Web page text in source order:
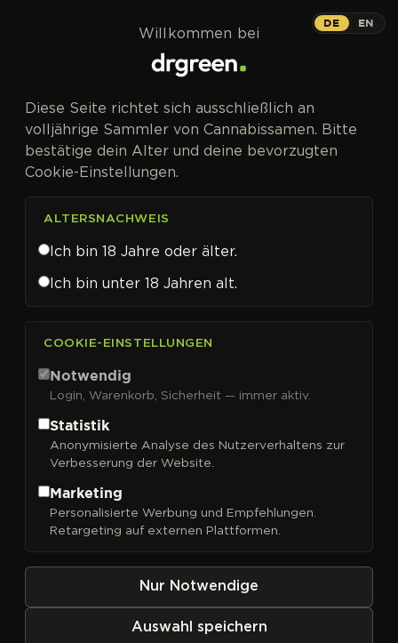
Positronic Seeds
Sortieren nach
DE EN
Willkommen bei
Diese Seite richtet sich ausschließlich an
volljährige Sammler von Cannabissamen. Bitte
bestätige dein Alter und deine bevorzugten
Cookie-Einstellungen.
ALTERSNACHWEIS
Ich bin 18 Jahre oder älter.
Ich bin unter 18 Jahren alt.
COOKIE-EINSTELLUNGEN
Notwendig
Login, Warenkorb, Sicherheit — immer aktiv.
Statistik
Anonymisierte Analyse des Nutzerverhaltens zur
Verbesserung der Website.
Marketing
Personalisierte Werbung und Empfehlungen.
Retargeting auf externen Plattformen.
Nur Notwendige
Auswahl speichern